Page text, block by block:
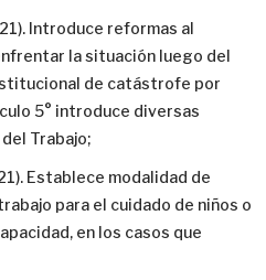
Introduce reformas al
la situación luego del
de catástrofe por
5° introduce diversas
Trabajo;
Establece modalidad de
para el cuidado de niños o
en los casos que